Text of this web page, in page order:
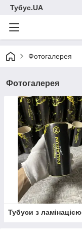
Тубус.UA
Фотогалерея
Фотогалерея
Тубуси з ламінацією